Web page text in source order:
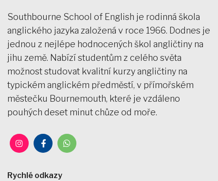
Southbourne School of English je rodinná škola
anglického jazyka založená v roce 1966. Dodnes je
jednou z nejlépe hodnocených škol angličtiny na
jihu země. Nabízí studentům z celého světa
možnost studovat kvalitní kurzy angličtiny na
typickém anglickém předměstí, v přímořském
městečku Bournemouth, které je vzdáleno
pouhých deset minut chůze od moře.
Rychlé odkazy